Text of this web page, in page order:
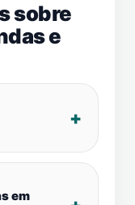
sobre
e
em